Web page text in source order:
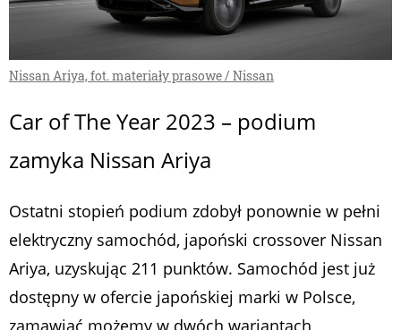
Nissan Ariya, fot. materiały prasowe / Nissan
Car of The Year 2023 – podium
zamyka Nissan Ariya
Ostatni stopień podium zdobył ponownie w pełni
elektryczny samochód, japoński crossover Nissan
Ariya, uzyskując 211 punktów. Samochód jest już
dostępny w ofercie japońskiej marki w Polsce,
zamawiać możemy w dwóch wariantach